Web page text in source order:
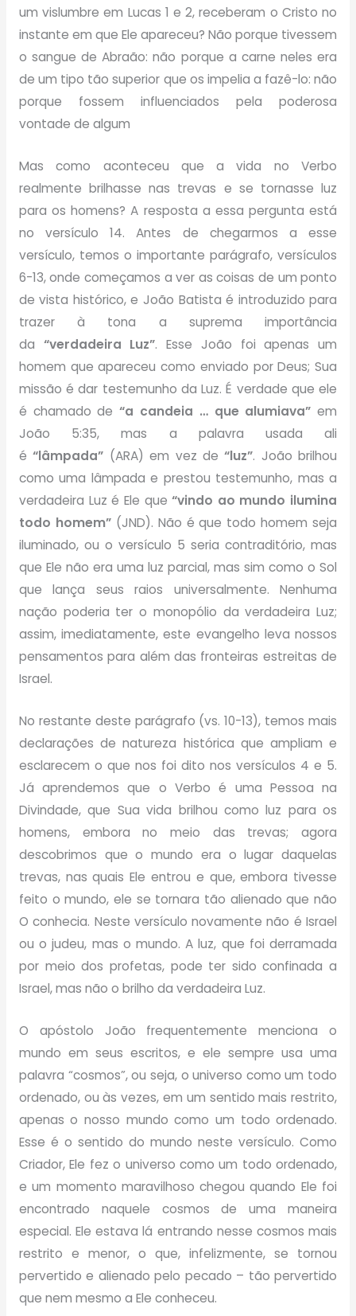
um vislumbre em Lucas 1 e 2, receberam o Cristo no
instante em que Ele apareceu? Não porque tivessem
o sangue de Abraão: não porque a carne neles era
de um tipo tão superior que os impelia a fazê-lo: não
porque fossem influenciados pela poderosa
vontade de algum
Mas como aconteceu que a vida no Verbo
realmente brilhasse nas trevas e se tornasse luz
para os homens? A resposta a essa pergunta está
no versículo 14. Antes de chegarmos a esse
versículo, temos o importante parágrafo, versículos
6-13, onde começamos a ver as coisas de um ponto
de vista histórico, e João Batista é introduzido para
trazer à tona a suprema importância
da “verdadeira Luz”. Esse João foi apenas um
homem que apareceu como enviado por Deus; Sua
missão é dar testemunho da Luz. É verdade que ele
é chamado de“a candeia … que alumiava” em
João 5:35, mas a palavra usada ali
é“lâmpada” (ARA) em vez de“luz”. João brilhou
como uma lâmpada e prestou testemunho, mas a
verdadeira Luz é Ele que“vindo ao mundo ilumina
todo homem”(JND). Não é que todo homem seja
iluminado, ou o versículo 5 seria contraditório, mas
que Ele não era uma luz parcial, mas sim como o Sol
que lança seus raios universalmente. Nenhuma
nação poderia ter o monopólio da verdadeira Luz;
assim, imediatamente, este evangelho leva nossos
pensamentos para além das fronteiras estreitas de
Israel.
No restante deste parágrafo (vs. 10-13), temos mais
declarações de natureza histórica que ampliam e
esclarecem o que nos foi dito nos versículos 4 e 5.
Já aprendemos que o Verbo é uma Pessoa na
Divindade, que Sua vida brilhou como luz para os
homens, embora no meio das trevas; agora
descobrimos que o mundo era o lugar daquelas
trevas, nas quais Ele entrou e que, embora tivesse
feito o mundo, ele se tornara tão alienado que não
O conhecia. Neste versículo novamente não é Israel
ou o judeu, mas o mundo. A luz, que foi derramada
por meio dos profetas, pode ter sido confinada a
Israel, mas não o brilho da verdadeira Luz.
O apóstolo João frequentemente menciona o
mundo em seus escritos, e ele sempre usa uma
palavra “cosmos”, ou seja, o universo como um todo
ordenado, ou às vezes, em um sentido mais restrito,
apenas o nosso mundo como um todo ordenado.
Esse é o sentido do mundo neste versículo. Como
Criador, Ele fez o universo como um todo ordenado,
e um momento maravilhoso chegou quando Ele foi
encontrado naquele cosmos de uma maneira
especial. Ele estava lá entrando nesse cosmos mais
restrito e menor, o que, infelizmente, se tornou
pervertido e alienado pelo pecado – tão pervertido
que nem mesmo a Ele conheceu.